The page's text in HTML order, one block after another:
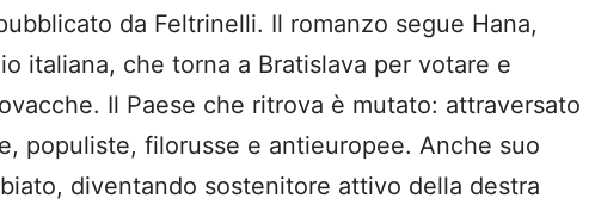
da Feltrinelli. Il romanzo segue Hana,
italiana, che torna a Bratislava per votare e
Il Paese che ritrova è mutato: attraversato
populiste, filorusse e antieuropee. Anche suo
diventando sostenitore attivo della destra